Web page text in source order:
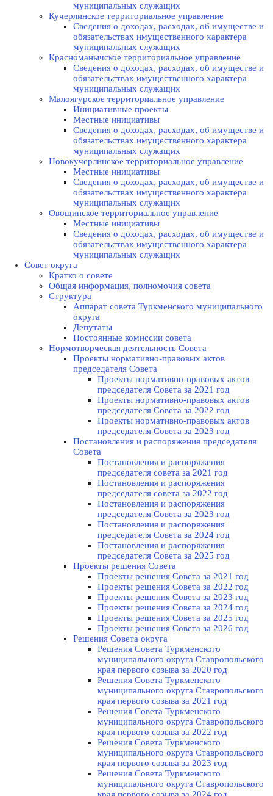
муниципальных служащих
Кучерлинское территориальное управление
Сведения о доходах, расходах, об имуществе и
обязательствах имущественного характера
муниципальных служащих
Красноманычское территориальное управление
Сведения о доходах, расходах, об имуществе и
обязательствах имущественного характера
муниципальных служащих
Малоягурское территориальное управление
Инициативные проекты
Местные инициативы
Сведения о доходах, расходах, об имуществе и
обязательствах имущественного характера
муниципальных служащих
Новокучерлинское территориальное управление
Местные инициативы
Сведения о доходах, расходах, об имуществе и
обязательствах имущественного характера
муниципальных служащих
Овощинское территориальное управление
Местные инициативы
Сведения о доходах, расходах, об имуществе и
обязательствах имущественного характера
муниципальных служащих
Совет округа
Кратко о совете
Общая информация, полномочия совета
Структура
Аппарат совета Туркменского муниципального
округа
Депутаты
Постоянные комиссии совета
Нормотворческая деятельность Совета
Проекты нормативно-правовых актов
председателя Cовета
Проекты нормативно-правовых актов
председателя Cовета за 2021 год
Проекты нормативно-правовых актов
председателя Cовета за 2022 год
Проекты нормативно-правовых актов
председателя Cовета за 2023 год
Постановления и распоряжения председателя
Cовета
Постановления и распоряжения
председателя совета за 2021 год
Постановления и распоряжения
председателя совета за 2022 год
Постановления и распоряжения
председателя Cовета за 2023 год
Постановления и распоряжения
председателя Cовета за 2024 год
Постановления и распоряжения
председателя Cовета за 2025 год
Проекты решения Cовета
Проекты решения Совета за 2021 год
Проекты решения Совета за 2022 год
Проекты решения Cовета за 2023 год
Проекты решения Совета за 2024 год
Проекты решения Совета за 2025 год
Проекты решения Совета за 2026 год
Решения Совета округа
Решения Совета Туркменского
муниципального округа Ставропольского
края первого созыва за 2020 год
Решения Совета Туркменского
муниципального округа Ставропольского
края первого созыва за 2021 год
Решения Совета Туркменского
муниципального округа Ставропольского
края первого созыва за 2022 год
Решения Совета Туркменского
муниципального округа Ставропольского
края первого созыва за 2023 год
Решения Совета Туркменского
муниципального округа Ставропольского